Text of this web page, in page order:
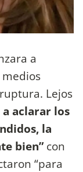
a
Lejos
a aclarar los
la
bien”con
“para